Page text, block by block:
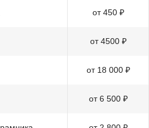
от 450 ₽
от 4500 ₽
от 18 000 ₽
от 6 500 ₽